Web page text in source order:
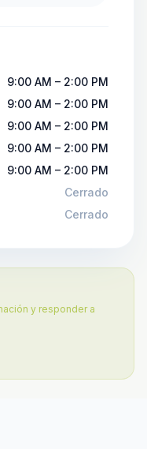
9:00 AM – 2:00 PM
9:00 AM – 2:00 PM
9:00 AM – 2:00 PM
9:00 AM – 2:00 PM
9:00 AM – 2:00 PM
Cerrado
Cerrado
y responder a